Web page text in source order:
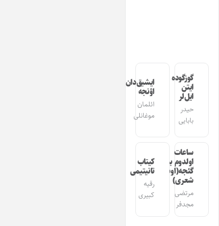
گوزگوده
ایتن
ایل‌لر
حیدر
بابایی
ایشیق‌دان
اؤنجه
ائلمان
موغانلی
ساعات
اولدوم بیر
گئجه(اوشاق
شعری)
مرتضی
مجدفر
کیتاب
تانیتیمی
رقیه
کبیری